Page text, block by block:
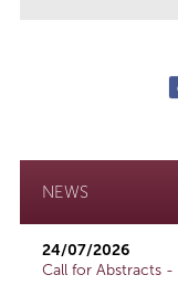
NEWS
24/07/2026
Call for Abstracts